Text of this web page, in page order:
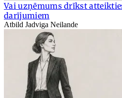
Vai uzņēmums drīkst
darījumiem
Atbild Jadviga Neilande